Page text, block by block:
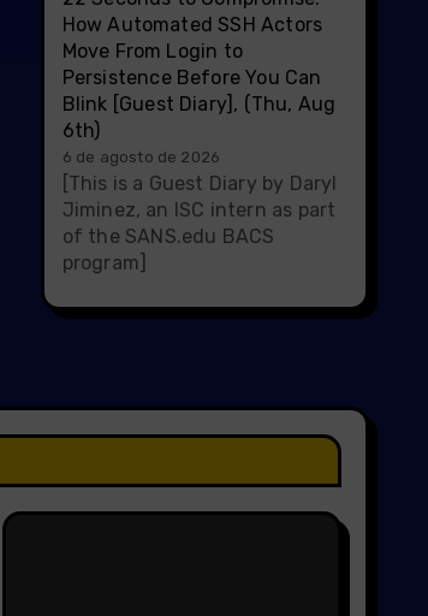
How Automated SSH Actors
Move From Login to
Persistence Before You Can
Blink [Guest Diary], (Thu, Aug
6th)
6 de agosto de 2026
[This is a Guest Diary by Daryl
Jiminez, an ISC intern as part
of the SANS.edu BACS
program]